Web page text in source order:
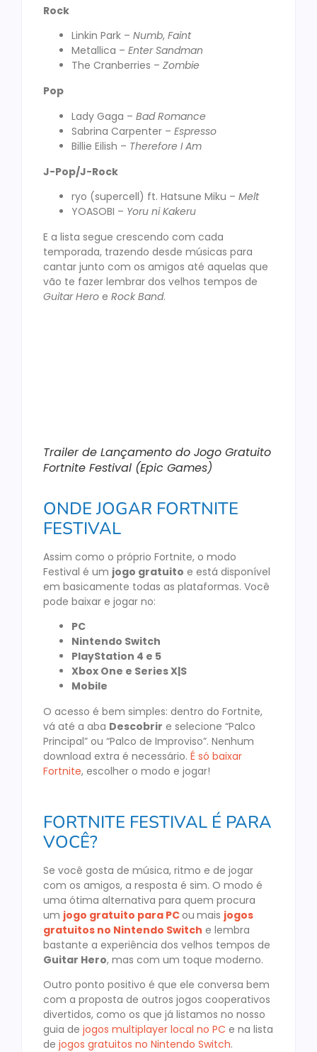
Rock
Linkin Park – Numb, Faint
Metallica – Enter Sandman
The Cranberries – Zombie
Pop
Lady Gaga – Bad Romance
Sabrina Carpenter – Espresso
Billie Eilish – Therefore I Am
J-Pop/J-Rock
ryo (supercell) ft. Hatsune Miku – Melt
YOASOBI – Yoru ni Kakeru
E a lista segue crescendo com cada
temporada, trazendo desde músicas para
cantar junto com os amigos até aquelas que
vão te fazer lembrar dos velhos tempos de
Guitar Hero e Rock Band.
Trailer de Lançamento do Jogo Gratuito
Fortnite Festival (Epic Games)
ONDE JOGAR FORTNITE
FESTIVAL
Assim como o próprio Fortnite, o modo
Festival é um jogo gratuito e está disponível
em basicamente todas as plataformas. Você
pode baixar e jogar no:
PC
Nintendo Switch
PlayStation 4 e 5
Xbox One e Series X|S
Mobile
O acesso é bem simples: dentro do Fortnite,
vá até a aba Descobrir e selecione “Palco
Principal” ou “Palco de Improviso”. Nenhum
download extra é necessário. É só baixar
Fortnite, escolher o modo e jogar!
FORTNITE FESTIVAL É PARA
VOCÊ?
Se você gosta de música, ritmo e de jogar
com os amigos, a resposta é sim. O modo é
uma ótima alternativa para quem procura
um jogo gratuito para PCou mais jogos
gratuitos no Nintendo Switch e lembra
bastante a experiência dos velhos tempos de
Guitar Hero, mas com um toque moderno.
Outro ponto positivo é que ele conversa bem
com a proposta de outros jogos cooperativos
divertidos, como os que já listamos no nosso
guia de jogos multiplayer local no PC e na lista
de jogos gratuitos no Nintendo Switch.